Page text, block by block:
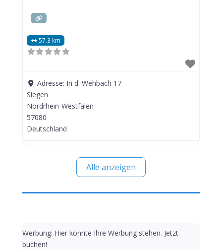
57.3 km
Adresse: In d. Wehbach 17
Siegen
Nordrhein-Westfalen
57080
Deutschland
Alle anzeigen
Werbung: Hier könnte Ihre Werbung stehen. Jetzt
buchen!